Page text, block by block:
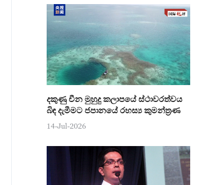
දකුණු චීන මුහුදු කලාපයේ ස්ථාවරත්වය
බිඳ දැමීමට ජපානයේ රහස්‍ය කුමන්ත්‍රණ
14-Jul-2026